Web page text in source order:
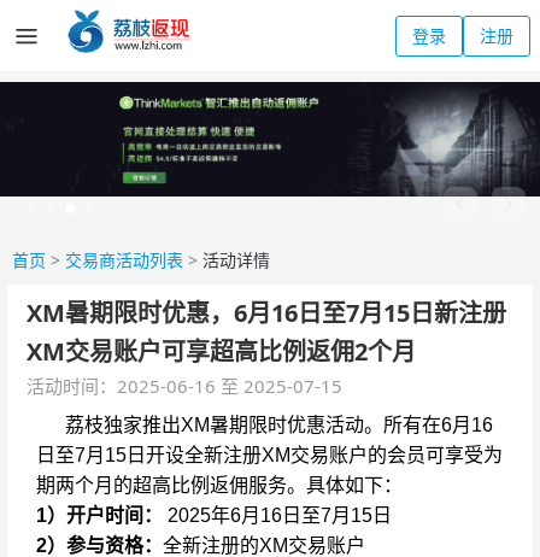
登录 注册
首页 > 交易商活动列表 > 活动详情
XM暑期限时优惠，6月16日至7月15日新注册
XM交易账户可享超高比例返佣2个月
活动时间：2025-06-16 至 2025-07-15
荔枝独家推出XM暑期限时优惠活动。所有在6月16
日至7月15日开设全新注册XM交易账户的会员可享受为
期两个月的超高比例返佣服务。具体如下：
1）开户时间： 2025年6月16日至7月15日
2）参与资格： 全新注册的XM交易账户